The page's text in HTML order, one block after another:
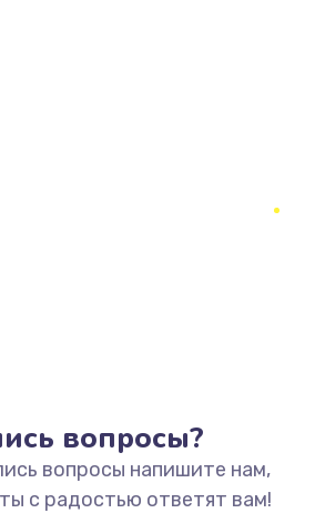
вопросы?
вопросы напишите нам,
с радостью ответят вам!